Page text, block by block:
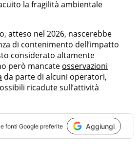
la fragilità ambientale
atteso nel 2026, nascerebbe
di contenimento dell’impatto
considerato altamente
però mancate osservazioni
da parte di alcuni operatori,
ricadute sull’attività
fonti Google preferite Aggiungi